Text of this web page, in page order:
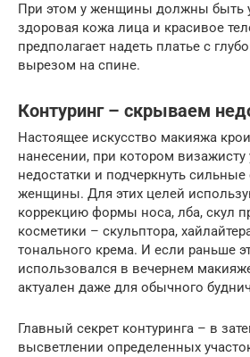
При этом у женщины должны быть
здоровая кожа лица и красивое
предполагает надеть платье с
вырезом на спине.
Контуринг – скрываем
Настоящее искусство макияжа
нанесении, при котором визажисту
недостатки и подчеркнуть
женщины. Для этих целей
коррекцию формы носа, лба, скул
косметики – скульптора,
тонального крема. И если раньше
использовался в вечернем
актуален даже для обычного
Главный секрет контуринга – в
высветлении определенных